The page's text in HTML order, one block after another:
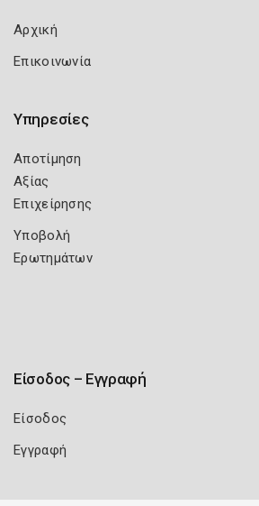
Αρχική
Επικοινωνία
Υπηρεσίες
Αποτίμηση
Αξίας
Επιχείρησης
Υποβολή
Ερωτημάτων
Είσοδος – Εγγραφή
Είσοδος
Εγγραφή